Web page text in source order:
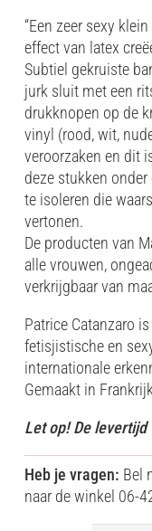
“Een zeer sexy
effect van latex
Subtiel gekruiste
jurk sluit met een
drukknopen op de
vinyl (rood, wit,
veroorzaken en dit
deze stukken
te isoleren die
vertonen.
De producten van
alle vrouwen,
verkrijgbaar van
Patrice Catanzaro
fetisjistische en
internationale
Gemaakt in
Let op! De
Heb je vragen: Bel
naar de winkel 06-